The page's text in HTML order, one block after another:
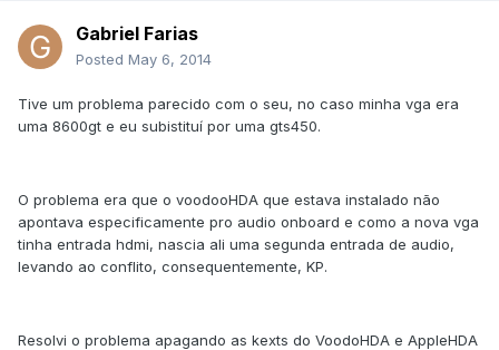
Gabriel Farias
Posted May 6, 2014
Tive um problema parecido com o seu, no caso minha vga era
uma 8600gt e eu subistituí por uma gts450.
O problema era que o voodooHDA que estava instalado não
apontava especificamente pro audio onboard e como a nova vga
tinha entrada hdmi, nascia ali uma segunda entrada de audio,
levando ao conflito, consequentemente, KP.
Resolvi o problema apagando as kexts do VoodoHDA e AppleHDA